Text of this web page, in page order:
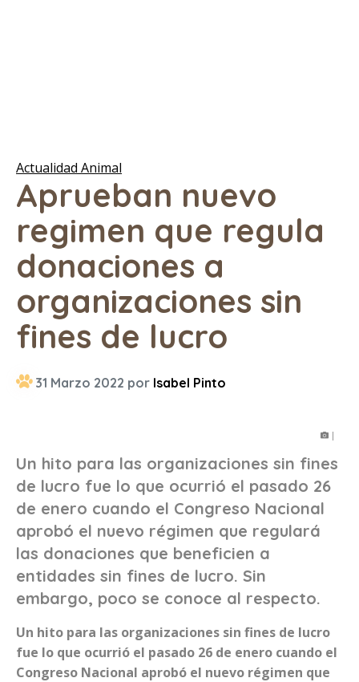
Actualidad Animal
Aprueban nuevo
regimen que regula
donaciones a
organizaciones sin
fines de lucro
31 Marzo 2022 por Isabel Pinto
|
Un hito para las organizaciones sin fines
de lucro fue lo que ocurrió el pasado 26
de enero cuando el Congreso Nacional
aprobó el nuevo régimen que regulará
las donaciones que beneficien a
entidades sin fines de lucro. Sin
embargo, poco se conoce al respecto.
Un hito para las organizaciones sin fines de lucro
fue lo que ocurrió el pasado 26 de enero cuando el
Congreso Nacional aprobó el nuevo régimen que